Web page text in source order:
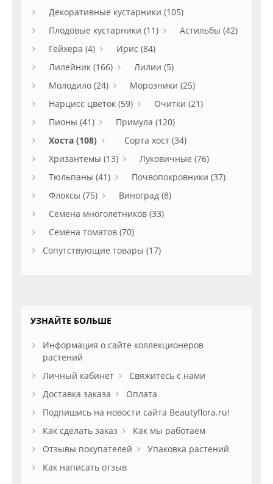
Декоративные кустарники (105)
Плодовые кустарники (11)
Астильбы (42)
Гейхера (4)
Ирис (84)
Лилейник (166)
Лилии (5)
Молодило (24)
Морозники (25)
Нарцисс цветок (59)
Очитки (21)
Пионы (41)
Примула (120)
Хоста (108)
Сорта хост (34)
Хризантемы (13)
Луковичные (76)
Тюльпаны (41)
Почвопокровники (37)
Флоксы (75)
Виноград (8)
Семена многолетников (33)
Семена томатов (70)
Сопутствующие товары (17)
УЗНАЙТЕ БОЛЬШЕ
Информация о сайте коллекционеров
растений
Личный кабинет
Свяжитесь с нами
Доставка заказа
Оплата
Подпишись на новости сайта Beautyflora.ru!
Как сделать заказ
Как мы работаем
Отзывы покупателей
Упаковка растений
Как написать отзыв